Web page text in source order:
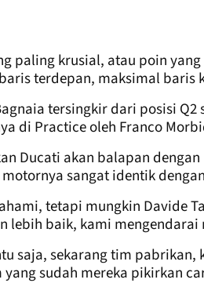
paling krusial, atau poin
terdepan, maksimal baris
tersingkir dari posisi
di Practice oleh Franco
Ducati akan balapan
sangat identik
tetapi mungkin Davide
lebih baik, kami
saja, sekarang tim
sudah mereka pikirkan